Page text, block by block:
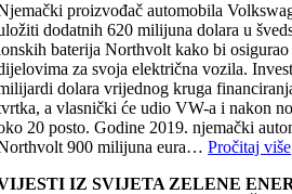
proizvođač automobila
dodatnih 620 milijuna dolara u
baterija Northvolt kako bi
za svoja električna vozila.
dolara vrijednog kruga
a vlasnički će udio VW-a i nakon
20 posto. Godine 2019. njemački
900 milijuna eura…Pročitaj više
IZ SVIJETA ZELENE